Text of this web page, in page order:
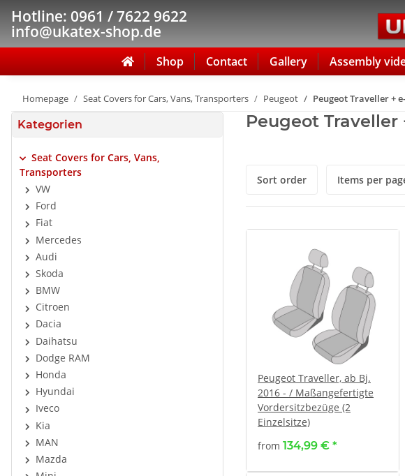
Hotline: 0961 / 7622 9622
info@ukatex-shop.de
Shop Contact Gallery Assembly
Homepage Seat Covers for Cars, Vans, Transporters Peugeot Peugeot Traveller +
Peugeot Traveller
Sort order Items per
Peugeot Traveller, ab Bj.
2016 - / Maßangefertigte
Vordersitzbezüge (2
Einzelsitze)
from 134,99 € *
Kategorien
Seat Covers for Cars, Vans,
Transporters
VW
Ford
Fiat
Mercedes
Audi
Skoda
BMW
Citroen
Dacia
Daihatsu
Dodge RAM
Honda
Hyundai
Iveco
Kia
MAN
Mazda